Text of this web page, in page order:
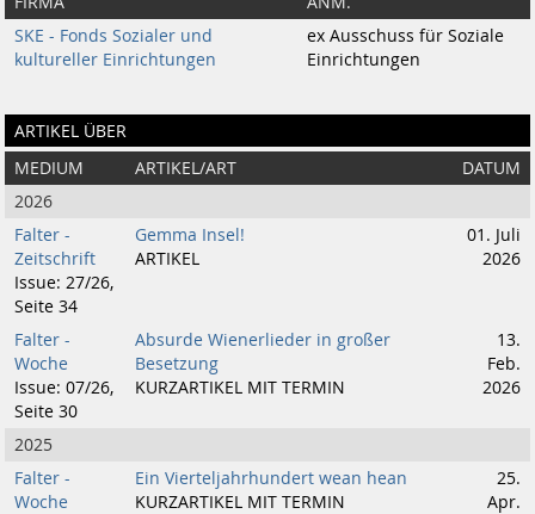
SKE - Fonds Sozialer und
kultureller Einrichtungen
ex Ausschuss für Soziale
Einrichtungen
ARTIKEL ÜBER
MEDIUM ARTIKEL/ART
DATUM
2026
Falter -
Zeitschrift
Issue: 27/26,
Seite 34
Gemma Insel!
ARTIKEL
01. Juli
2026
Falter -
Woche
Issue: 07/26,
Seite 30
Absurde Wienerlieder in großer
Besetzung
KURZARTIKEL MIT TERMIN
13.
Feb.
2026
2025
Falter -
Woche
Ein Vierteljahrhundert wean hean
KURZARTIKEL MIT TERMIN
25.
Apr.